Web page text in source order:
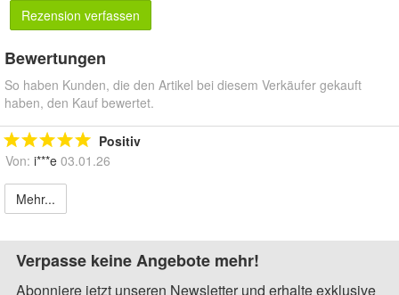
Rezension verfassen
Bewertungen
So haben Kunden, die den Artikel bei diesem Verkäufer gekauft
haben, den Kauf bewertet.
Positiv
Von: i***e 03.01.26
Mehr...
Verpasse keine Angebote mehr!
Abonniere jetzt unseren Newsletter und erhalte exklusive